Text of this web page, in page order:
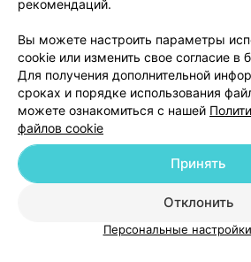
Добавить
Добавить
рекомендаций.
Вы можете настроить параметры
cookie или изменить свое согласие в
Для получения дополнительной
сроках и порядке использования
можете ознакомиться с нашей
файлов cookie
Отклонить
Принять
Персональные